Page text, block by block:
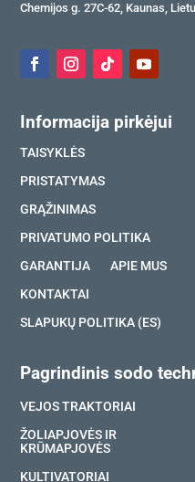
Chemijos g. 27C-62, Kaunas,
Informacija pirkėjui
TAISYKLĖS
PRISTATYMAS
GRĄŽINIMAS
PRIVATUMO POLITIKA
GARANTIJA
APIE MUS
KONTAKTAI
SLAPUKŲ POLITIKA (ES)
Pagrindinis sodo
VEJOS TRAKTORIAI
ŽOLIAPJOVĖS IR
KRŪMAPJOVĖS
KULTIVATORIAI